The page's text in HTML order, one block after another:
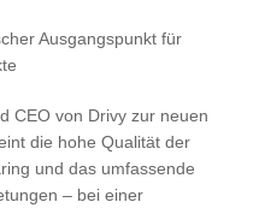
Ausgangspunkt für
CEO von Drivy zur neuen
die hohe Qualität der
und das umfassende
– bei einer